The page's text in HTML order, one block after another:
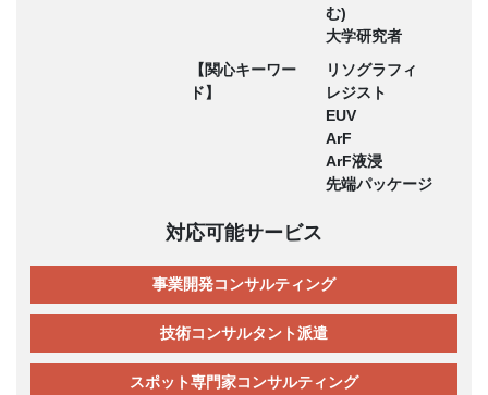
む)
大学研究者
【関心キーワー
ド】
リソグラフィ
レジスト
EUV
ArF
ArF液浸
先端パッケージ
対応可能サービス
事業開発コンサルティング
技術コンサルタント派遣
スポット専門家コンサルティング